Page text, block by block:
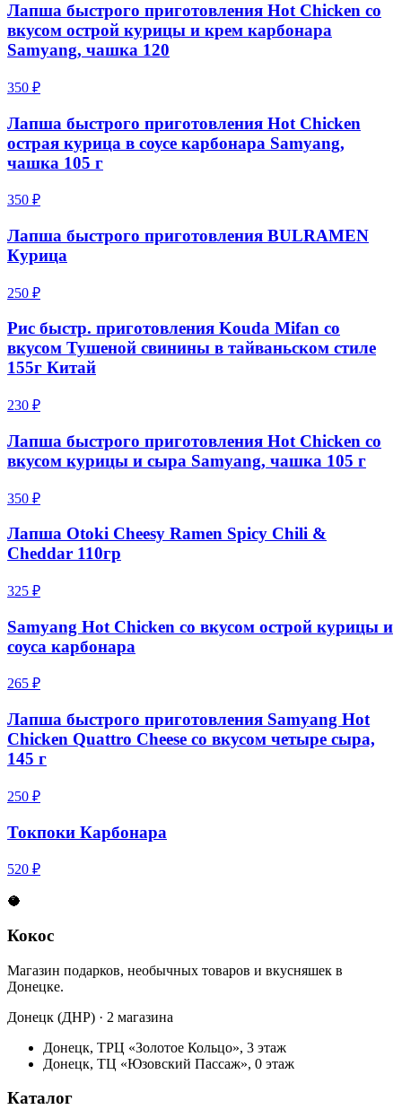
Лапша быстрого приготовления Hot Chicken со
вкусом острой курицы и крем карбонара
Samyang, чашка 120
350 ₽
Лапша быстрого приготовления Hot Chicken
острая курица в соусе карбонара Samyang,
чашка 105 г
350 ₽
Лапша быстрого приготовления BULRAMEN
Курица
250 ₽
Рис быстр. приготовления Kouda Mifan со
вкусом Тушеной свинины в тайваньском стиле
155г Китай
230 ₽
Лапша быстрого приготовления Hot Chicken со
вкусом курицы и сыра Samyang, чашка 105 г
350 ₽
Лапша Otoki Cheesy Ramen Spicy Chili &
Cheddar 110гр
325 ₽
Samyang Hot Chicken со вкусом острой курицы и
соуса карбонара
265 ₽
Лапша быстрого приготовления Samyang Hot
Chicken Quattro Cheese со вкусом четыре сыра,
145 г
250 ₽
Токпоки Карбонара
520 ₽
🥥
Кокос
Магазин подарков, необычных товаров и вкусняшек в
Донецке.
Донецк (ДНР) · 2 магазина
Донецк, ТРЦ «Золотое Кольцо», 3 этаж
Донецк, ТЦ «Юзовский Пассаж», 0 этаж
Каталог